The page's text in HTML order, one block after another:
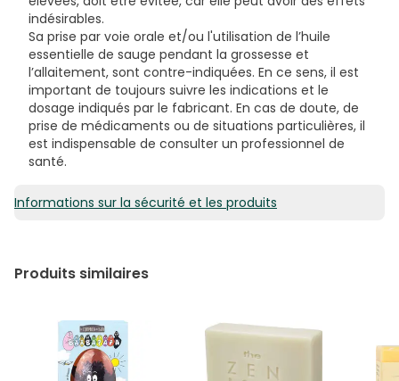
indésirables.
Sa prise par voie orale et/ou l'utilisation de l’huile
essentielle de sauge pendant la grossesse et
l’allaitement, sont contre-indiquées. En ce sens, il est
important de toujours suivre les indications et le
dosage indiqués par le fabricant. En cas de doute, de
prise de médicaments ou de situations particulières, il
est indispensable de consulter un professionnel de
santé.
Informations sur la sécurité et les produits
Produits similaires